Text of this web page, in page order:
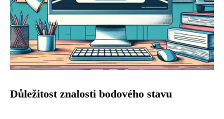
Důležitost znalosti bodového stavu